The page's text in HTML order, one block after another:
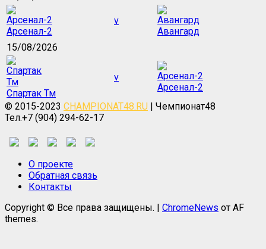
Арсенал-2
v
Авангард
15/08/2026
Спартак Тм
v
Арсенал-2
© 2015-2023 CHAMPIONAT48.RU | Чемпионат48
Тел.+7 (904) 294-62-17
О проекте
Обратная связь
Контакты
Copyright © Все права защищены. | ChromeNews от AF
themes.